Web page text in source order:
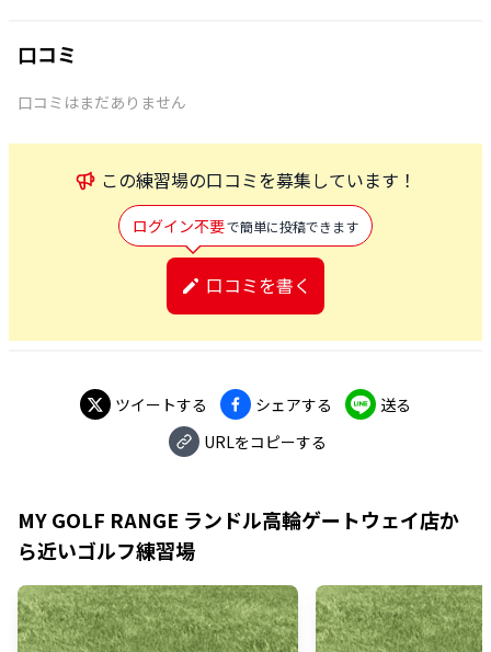
口コミ
口コミはまだありません
この練習場の口コミを募集しています！
ログイン不要で簡単に投稿できます
口コミを書く
ツイートする シェアする
送る
URLをコピーする
MY GOLF RANGE ランドル高輪ゲートウェイ店か
ら近いゴルフ練習場